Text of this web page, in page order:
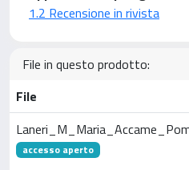
1.2 Recensione in rivista
File in questo prodotto:
File
accesso aperto